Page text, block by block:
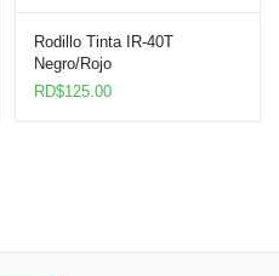
Rodillo Tinta IR-40T
Negro/Rojo
RD$125.00